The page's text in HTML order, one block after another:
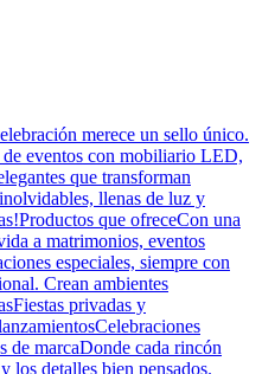
merece un sello único.
de eventos con mobiliario LED,
que transforman
llenas de luz y
que ofreceCon una
a matrimonios, eventos
especiales, siempre con
Crean ambientes
privadas y
de marcaDonde cada rincón
los detalles bien pensados.